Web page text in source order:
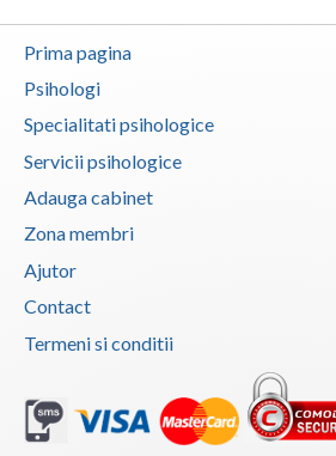
Prima pagina
Psihologi
Specialitati psihologice
Servicii psihologice
Adauga cabinet
Zona membri
Ajutor
Contact
Termeni si conditii